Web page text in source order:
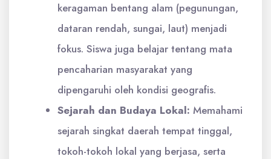
keragaman bentang alam (pegunungan,
dataran rendah, sungai, laut) menjadi
fokus. Siswa juga belajar tentang mata
pencaharian masyarakat yang
dipengaruhi oleh kondisi geografis.
Sejarah dan Budaya Lokal: Memahami
sejarah singkat daerah tempat tinggal,
tokoh-tokoh lokal yang berjasa, serta